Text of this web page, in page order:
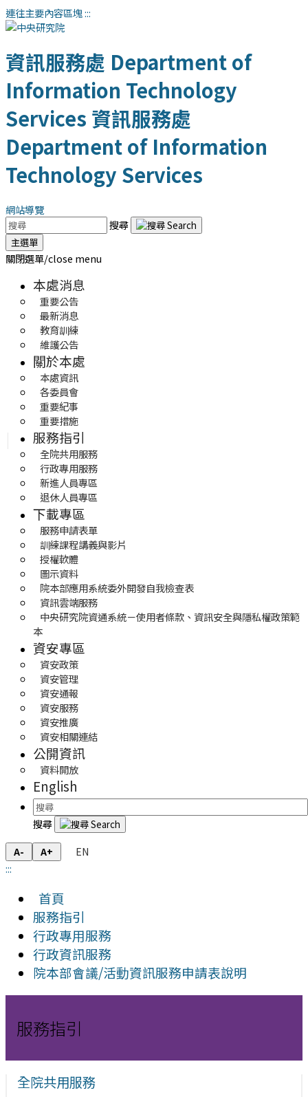
連往主要內容區塊:::
資訊服務處 Department of
Information Technology
Services 資訊服務處
Department of Information
Technology Services
網站導覽
搜尋
主選單
關閉選單/close menu
本處消息
重要公告
最新消息
教育訓練
維護公告
關於本處
本處資訊
各委員會
重要紀事
重要措施
服務指引
全院共用服務
行政專用服務
新進人員專區
退休人員專區
下載專區
服務申請表單
訓練課程講義與影片
授權軟體
圖示資料
院本部應用系統委外開發自我檢查表
資訊雲端服務
中央研究院資通系統－使用者條款、資訊安全與隱私權政策範
本
資安專區
資安政策
資安管理
資安通報
資安服務
資安推廣
資安相關連結
公開資訊
資料開放
English
搜尋
A- A+
EN
:::
首頁
服務指引
行政專用服務
行政資訊服務
院本部會議/活動資訊服務申請表說明
服務指引
全院共用服務